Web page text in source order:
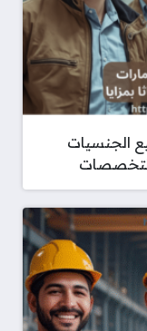
الجنسيات
التخصصات